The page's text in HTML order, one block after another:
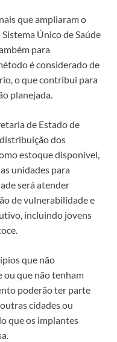
que ampliaram o
Único de Saúde
para
é considerado de
o que contribui para
planejada.
de Estado de
dos
estoque disponível,
unidades para
será atender
de vulnerabilidade e
incluindo jovens
que não
ou que não tenham
poderão ter parte
cidades ou
que os implantes